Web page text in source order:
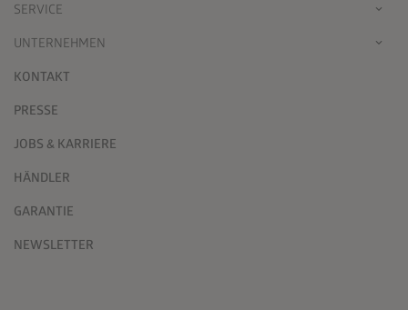
SERVICE
UNTERNEHMEN
KONTAKT
PRESSE
JOBS & KARRIERE
HÄNDLER
GARANTIE
NEWSLETTER